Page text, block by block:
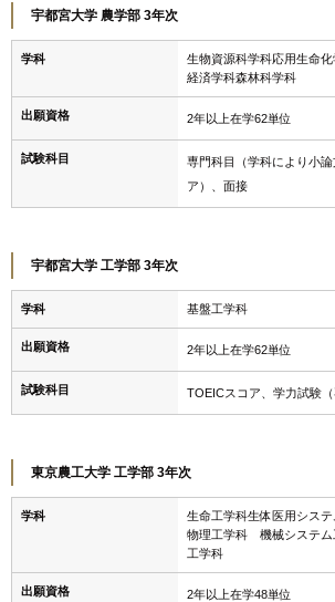
宇都宮大学 農学部 3年次
学科
生物資源科学科応用生命
経済学科森林科学科
出願資格 2年以上在学62単位
試験科目
専門科目（学科により小
ア）、面接
宇都宮大学 工学部 3年次
学科 基盤工学科
出願資格 2年以上在学62単位
試験科目 TOEICスコア、学力試験
東京農工大学 工学部 3年次
学科
生命工学科生体医用シス
物理工学科 機械システム
工学科
出願資格 2年以上在学48単位